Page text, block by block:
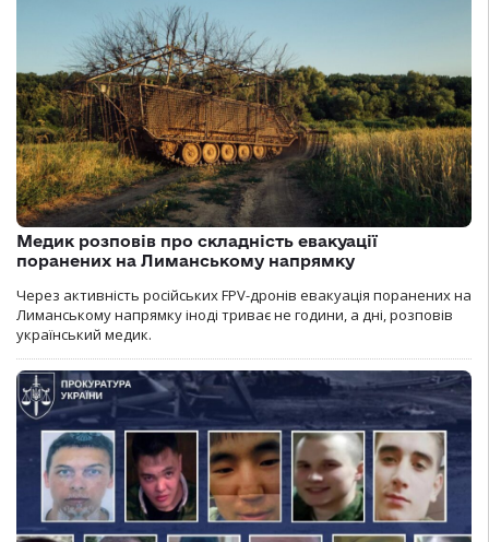
Медик розповів про складність евакуації
поранених на Лиманському напрямку
Через активність російських FPV-дронів евакуація поранених на
Лиманському напрямку іноді триває не години, а дні, розповів
український медик.